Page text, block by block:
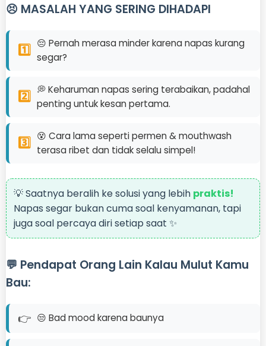
😣 MASALAH YANG SERING DIHADAPI
1️⃣ 😔 Pernah merasa minder karena napas kurang
segar?
2️⃣ 💭 Keharuman napas sering terabaikan, padahal
penting untuk kesan pertama.
3️⃣ 😵 Cara lama seperti permen & mouthwash
terasa ribet dan tidak selalu simpel!
💡 Saatnya beralih ke solusi yang lebih praktis!
Napas segar bukan cuma soal kenyamanan, tapi
juga soal percaya diri setiap saat ✨
💬 Pendapat Orang Lain Kalau Mulut Kamu
Bau:
😒 Bad mood karena baunya